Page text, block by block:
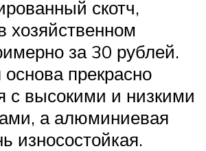
скотч,
хозяйственном
за 30 рублей.
основа прекрасно
с высокими и низкими
а алюминиевая
износостойкая.